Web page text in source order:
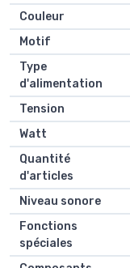
Couleur
Motif
Type
d'alimentation
Tension
Watt
Quantité
d'articles
Niveau sonore
Fonctions
spéciales